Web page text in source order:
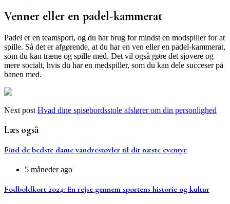
Venner eller en padel-kammerat
Padel er en teamsport, og du har brug for mindst en modspiller for at
spille. Så det er afgørende, at du har en ven eller en padel-kammerat,
som du kan træne og spille med. Det vil også gøre det sjovere og
mere socialt, hvis du har en medspiller, som du kan dele succeser på
banen med.
Next post Hvad dine spisebordsstole afslører om din personlighed
Læs også
Find de bedste dame vandrestøvler til dit næste eventyr
5 måneder ago
Fodboldkort 2024: En rejse gennem sportens historie og kultur